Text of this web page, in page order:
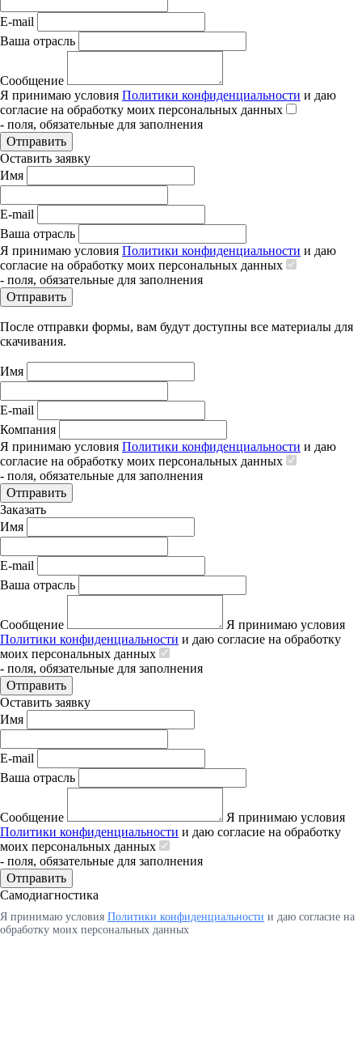
E-mail
Ваша отрасль
Сообщение
Я принимаю условия Политики конфиденциальности и даю
согласие на обработку моих персональных данных
- поля, обязательные для заполнения
Отправить
Оставить заявку
Имя
E-mail
Ваша отрасль
Я принимаю условия Политики конфиденциальности и даю
согласие на обработку моих персональных данных
- поля, обязательные для заполнения
Отправить
После отправки формы, вам будут доступны все материалы для
скачивания.
Имя
E-mail
Компания
Я принимаю условия Политики конфиденциальности и даю
согласие на обработку моих персональных данных
- поля, обязательные для заполнения
Отправить
Заказать
Имя
E-mail
Ваша отрасль
Сообщение
Я принимаю условия
Политики конфиденциальности и даю согласие на обработку
моих персональных данных
- поля, обязательные для заполнения
Отправить
Оставить заявку
Имя
E-mail
Ваша отрасль
Сообщение
Я принимаю условия
Политики конфиденциальности и даю согласие на обработку
моих персональных данных
- поля, обязательные для заполнения
Отправить
Самодиагностика
Я принимаю условия Политики конфиденциальности и даю согласие на
обработку моих персональных данных